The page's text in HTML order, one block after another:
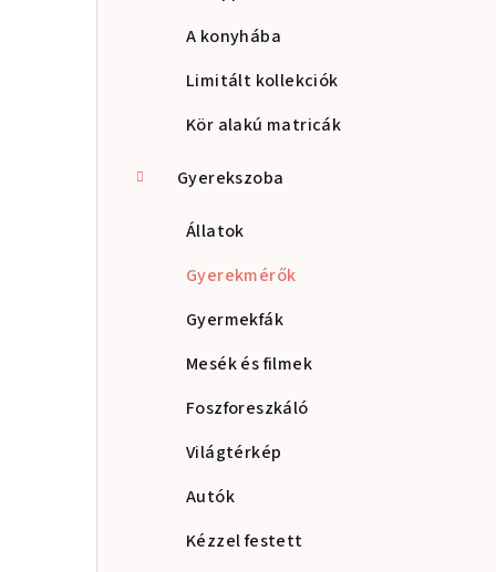
A konyhába
Limitált kollekciók
Kör alakú matricák
Gyerekszoba
Állatok
Gyerekmérők
Gyermekfák
Mesék és filmek
Foszforeszkáló
Világtérkép
Autók
Kézzel festett